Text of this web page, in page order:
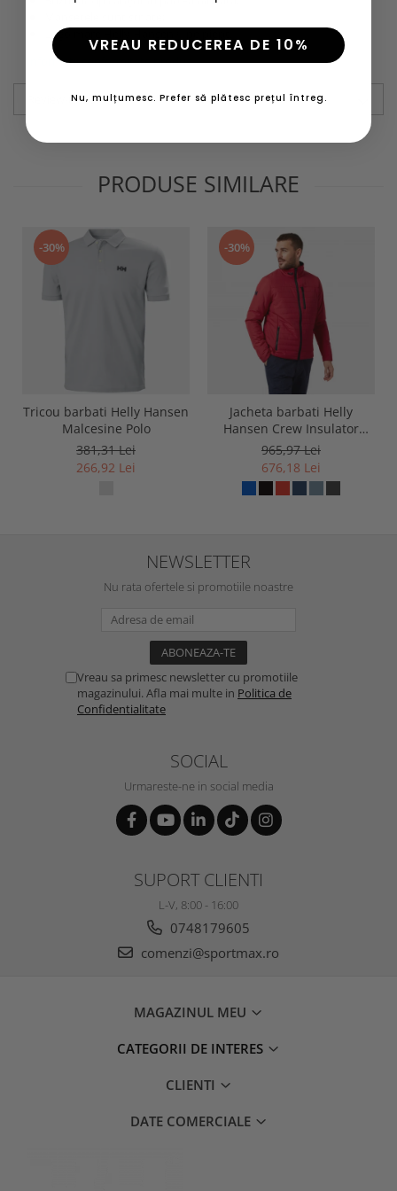
Logo mare Helly Hansen® pe piept.
Informatii conformitate produs
Review-uri(0)
PRODUSE SIMILARE
-30%
Tricou barbati Helly Hansen
Malcesine Polo
381,31 Lei
266,92 Lei
-30%
Jacheta barbati Helly
Hansen Crew Insulator
Jacket 2.0
965,97 Lei
676,18 Lei
NEWSLETTER
Nu rata ofertele si promotiile noastre
Vreau sa primesc newsletter cu promotiile
magazinului. Afla mai multe in Politica de
Confidentialitate
SOCIAL
Urmareste-ne in social media
SUPORT CLIENTI
L-V, 8:00 - 16:00
0748179605
comenzi@sportmax.ro
MAGAZINUL MEU
CATEGORII DE INTERES
CLIENTI
DATE COMERCIALE
VREAU REDUCEREA DE 10%
Nu, mulțumesc. Prefer să plătesc prețul întreg.